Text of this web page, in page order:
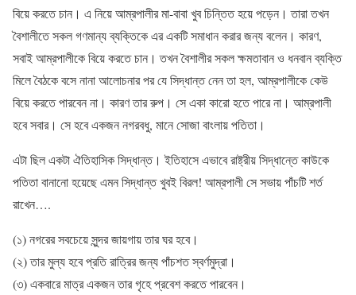
বিয়ে করতে চান। এ নিয়ে আম্রপালীর মা-বাবা খুব চিন্তিত হয়ে পড়েন। তারা তখন
বৈশালীতে সকল গণমান্য ব্যক্তিকে এর একটি সমাধান করার জন্য বলেন। কারণ,
সবাই আম্রপালীকে বিয়ে করতে চান। তখন বৈশালীর সকল ক্ষমতাবান ও ধনবান ব্যক্তি
মিলে বৈঠকে বসে নানা আলোচনার পর যে সিদ্ধান্ত নেন তা হল, আম্রপালীকে কেউ
বিয়ে করতে পারবেন না। কারণ তার রুপ। সে একা কারো হতে পারে না। আম্রপালী
হবে সবার। সে হবে একজন নগরবধু, মানে সোজা বাংলায় পতিতা।
এটা ছিল একটা ঐতিহাসিক সিদ্ধান্ত। ইতিহাসে এভাবে রাষ্ট্রীয় সিদ্ধান্তে কাউকে
পতিতা বানানো হয়েছে এমন সিদ্ধান্ত খুবই বিরল! আম্রপালী সে সভায় পাঁচটি শর্ত
রাখেন….
(১) নগরের সবচেয়ে সুন্দর জায়গায় তার ঘর হবে।
(২) তার মুল্য হবে প্রতি রাত্রির জন্য পাঁচশত স্বর্ণমুদ্রা।
(৩) একবারে মাত্র একজন তার গৃহে প্রবেশ করতে পারবেন।